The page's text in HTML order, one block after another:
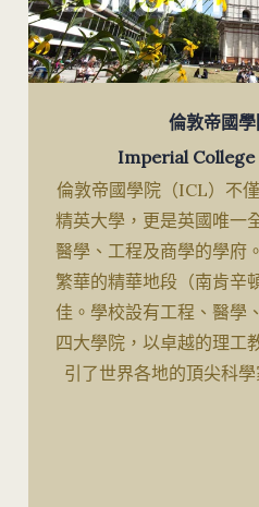
倫敦帝國
Imperial
倫敦帝國學院（ICL）不
精英大學，更是英國唯一
醫學、工程及商學的學府
繁華的精華地段（南肯辛
佳。學校設有工程、醫學
四大學院，以卓越的理工
引了世界各地的頂尖科